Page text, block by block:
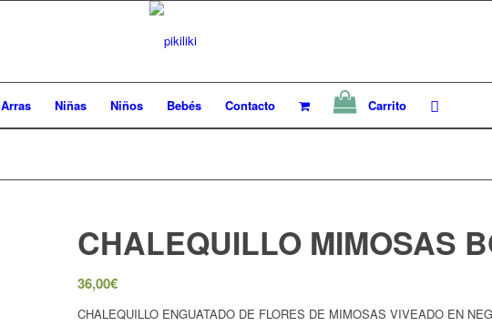
Arras Niñas Niños Bebés Contacto Carrito
CHALEQUILLO MIMOSAS
36,00€
CHALEQUILLO ENGUATADO DE FLORES DE MIMOSAS VIVEADO EN